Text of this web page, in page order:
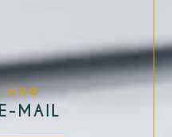
une
MAIL